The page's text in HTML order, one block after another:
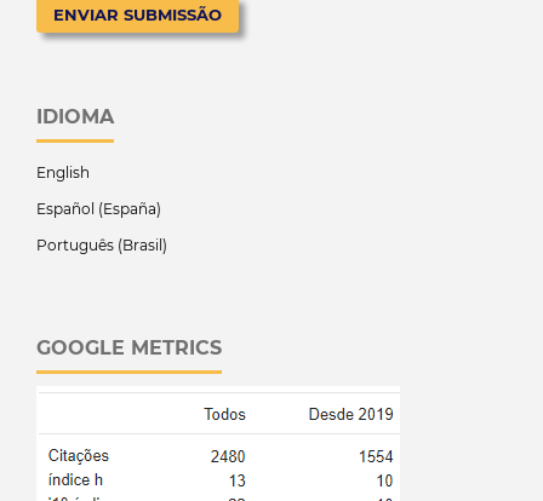
ENVIAR SUBMISSÃO
IDIOMA
English
Español (España)
Português (Brasil)
GOOGLE METRICS